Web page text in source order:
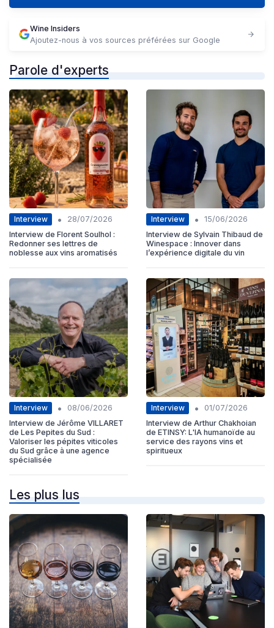
Wine Insiders
Ajoutez-nous à vos sources préférées sur Google
Parole d'experts
Interview •
28/07/2026
Interview de Florent Soulhol :
Redonner ses lettres de
noblesse aux vins aromatisés
Interview •
15/06/2026
Interview de Sylvain Thibaud de
Winespace : Innover dans
l’expérience digitale du vin
Interview •
08/06/2026
Interview de Jérôme VILLARET
de Les Pepites du Sud :
Valoriser les pépites viticoles
du Sud grâce à une agence
spécialisée
Interview •
01/07/2026
Interview de Arthur Chakhoian
de ETINSY: L'IA humanoïde au
service des rayons vins et
spiritueux
Les plus lus